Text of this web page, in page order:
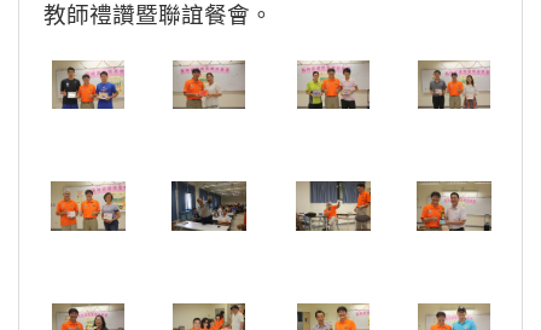
教師禮讚暨聯誼餐會。